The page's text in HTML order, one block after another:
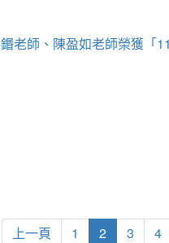
老師、陳盈如老師榮獲「
上一頁 1 2 3 4